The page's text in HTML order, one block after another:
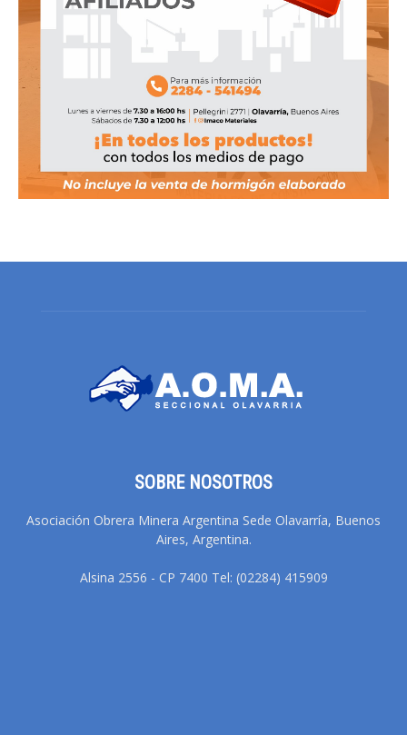
SOBRE NOSOTROS
Asociación Obrera Minera Argentina Sede Olavarría, Buenos
Aires, Argentina.
Alsina 2556 - CP 7400 Tel: (02284) 415909